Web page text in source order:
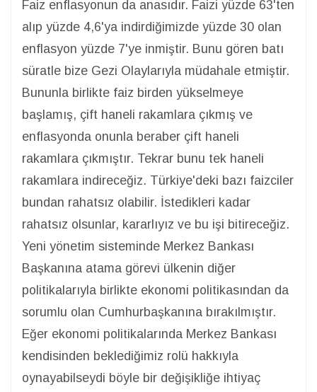
Faiz enflasyonun da anasıdır. Faizi yüzde 63'ten
alıp yüzde 4,6'ya indirdiğimizde yüzde 30 olan
enflasyon yüzde 7'ye inmiştir. Bunu gören batı
süratle bize Gezi Olaylarıyla müdahale etmiştir.
Bununla birlikte faiz birden yükselmeye
başlamış, çift haneli rakamlara çıkmış ve
enflasyonda onunla beraber çift haneli
rakamlara çıkmıştır. Tekrar bunu tek haneli
rakamlara indireceğiz. Türkiye'deki bazı faizciler
bundan rahatsız olabilir. İstedikleri kadar
rahatsız olsunlar, kararlıyız ve bu işi bitireceğiz.
Yeni yönetim sisteminde Merkez Bankası
Başkanına atama görevi ülkenin diğer
politikalarıyla birlikte ekonomi politikasından da
sorumlu olan Cumhurbaşkanına bırakılmıştır.
Eğer ekonomi politikalarında Merkez Bankası
kendisinden beklediğimiz rolü hakkıyla
oynayabilseydi böyle bir değişikliğe ihtiyaç